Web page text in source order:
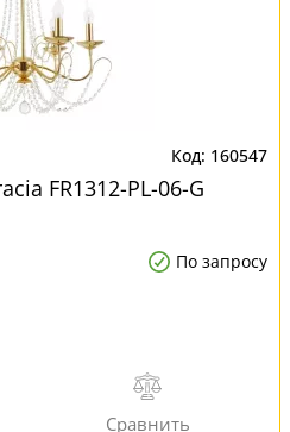
160547
FR1312-PL-06-G
По запросу